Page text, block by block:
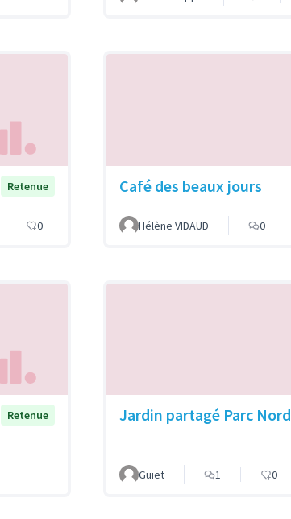
Retenue
0
Café des beaux jours
Hélène VIDAUD 0
Retenue Jardin partagé Parc Nord
Guiet 1 0